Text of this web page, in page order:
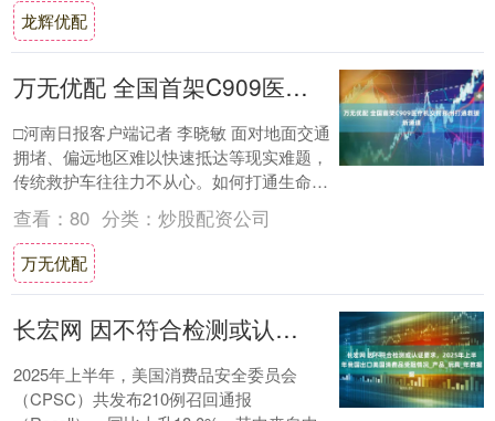
龙辉优配
万无优配 全国首架C909医疗机交付郑州打通救援新通道
□河南日报客户端记者 李晓敏 面对地面交通
拥堵、偏远地区难以快速抵达等现实难题，
传统救护车往往力不从心。如何打通生命救
援的“最后一公里”？航空医疗救援，正在成
为....
查看： 80 分类： 炒股配资公司
万无优配
长宏网 因不符合检测或认证要求，2025年上半年我国出口美国消费品受阻情况_产品_玩具_年数据
2025年上半年，美国消费品安全委员会
（CPSC）共发布210例召回通报